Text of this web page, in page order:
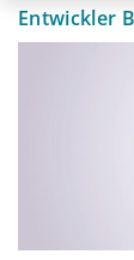
Entwickler